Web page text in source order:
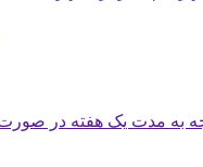
به مدت یک هفته در